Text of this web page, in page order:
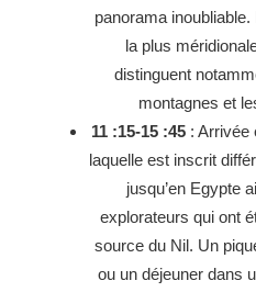
panorama
la plus
distinguent
montagnes et
11 :15-15 :45: Arrivée
laquelle est inscrit
jusqu’en Egypte
explorateurs qui ont
source du Nil. Un
ou un déjeuner dans